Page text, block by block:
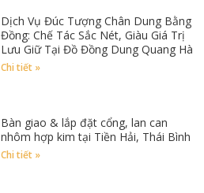
Dịch Vụ Đúc Tượng Chân Dung Bằng
Đồng: Chế Tác Sắc Nét, Giàu Giá Trị
Lưu Giữ Tại Đồ Đồng Dung Quang Hà
Chi tiết »
Bàn giao & lắp đặt cổng, lan can
nhôm hợp kim tại Tiền Hải, Thái Bình
Chi tiết »